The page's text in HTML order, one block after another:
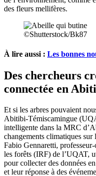
des fleurs mellifères.
©Shutterstock/Bk87
À lire aussi : Les bonnes
Des chercheurs
connectée en
Et si les arbres pouvaient
Abitibi-Témiscamingue
intelligente dans la MRC
changements climatiques
Fabio Gennaretti,
les forêts (IRF) de l’UQAT,
pour collecter des données
et leur réponse à des